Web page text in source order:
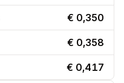
€ 0,350
€ 0,358
€ 0,417